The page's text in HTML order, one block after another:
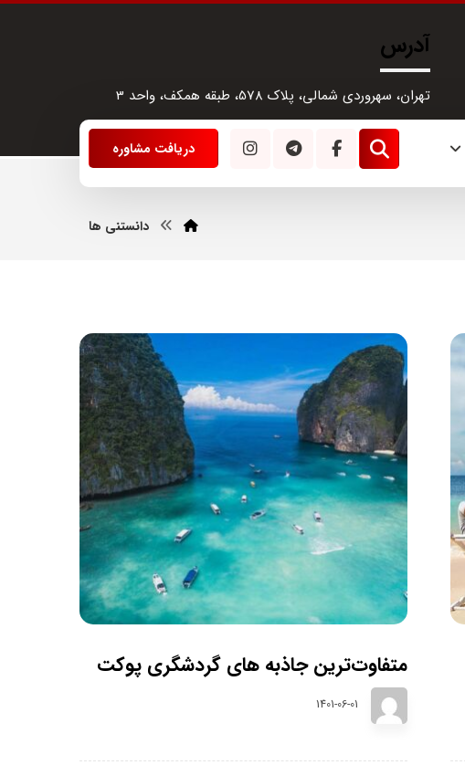
آدرس
تهران، سهروردی شمالی، پلاک 578، طبقه همکف، واحد 3
دریافت مشاوره
دانستنی ها
متفاوت‌ترین جاذبه های گردشگری پوکت
1401-06-01